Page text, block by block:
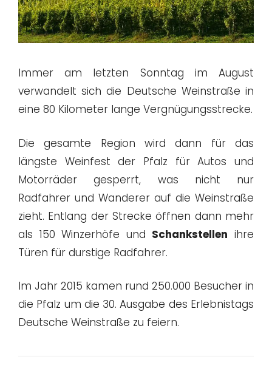
Immer am letzten Sonntag im August
verwandelt sich die Deutsche Weinstraße in
eine 80 Kilometer lange Vergnügungsstrecke.
Die gesamte Region wird dann für das
längste Weinfest der Pfalz für Autos und
Motorräder gesperrt, was nicht nur
Radfahrer und Wanderer auf die Weinstraße
zieht. Entlang der Strecke öffnen dann mehr
als 150 Winzerhöfe und Schankstellen ihre
Türen für durstige Radfahrer.
Im Jahr 2015 kamen rund 250.000 Besucher in
die Pfalz um die 30. Ausgabe des Erlebnistags
Deutsche Weinstraße zu feiern.